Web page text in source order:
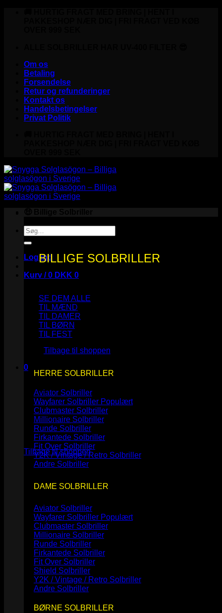
Om os
Betaling
Forsendelse
Retur og refunderinger
Kontakt os
Handelsbetingelser
Privat Politik
Søg
efter:
Log ind
Kurv /0 DKK 0
Ingen varer i kurven.
Tilbage til shoppen
0
Kurv
Ingen varer i kurven.
Tilbage til shoppen
BILLIGE SOLBRILLER
SE DEM ALLE
TIL MÆND
TIL DAMER
TIL BØRN
TIL FEST
HERRE SOLBRILLER
Aviator Solbriller
Wayfarer Solbriller
Clubmaster Solbriller
Millionaire Solbriller
Runde Solbriller
Firkantede Solbriller
Fit Over Solbriller
Y2K / Vintage / Retro Solbriller
Andre Solbriller
DAME SOLBRILLER
Aviator Solbriller
Wayfarer Solbriller
Clubmaster Solbriller
Millionaire Solbriller
Runde Solbriller
Firkantede Solbriller
Fit Over Solbriller
Shield Solbriller
Y2K / Vintage / Retro Solbriller
Andre Solbriller
BØRNE SOLBRILLER